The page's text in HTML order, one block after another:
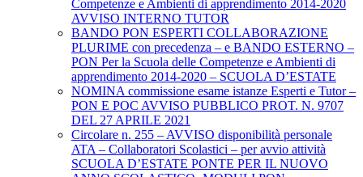
Competenze e Ambienti di apprendimento 2014-2020
AVVISO INTERNO TUTOR
BANDO PON ESPERTI COLLABORAZIONE
PLURIME con precedenza – e BANDO ESTERNO –
PON Per la Scuola delle Competenze e Ambienti di
apprendimento 2014-2020 – SCUOLA D’ESTATE
NOMINA commissione esame istanze Esperti e Tutor –
PON E POC AVVISO PUBBLICO PROT. N. 9707
DEL 27 APRILE 2021
Circolare n. 255 – AVVISO disponibilità personale
ATA – Collaboratori Scolastici – per avvio attività
SCUOLA D’ESTATE PONTE PER IL NUOVO